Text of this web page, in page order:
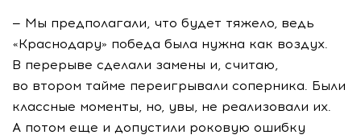
— Мы предполагали, что будет тяжело, ведь
«Краснодару» победа была нужна как воздух.
В перерыве сделали замены и, считаю,
во втором тайме переигрывали соперника. Были
классные моменты, но, увы, не реализовали их.
А потом еще и допустили роковую ошибку